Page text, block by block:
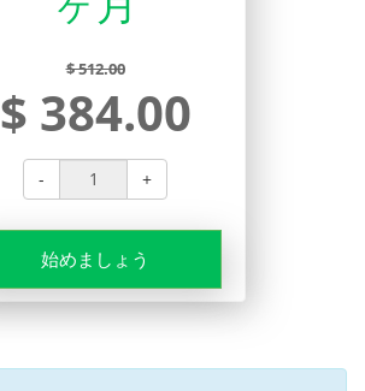
$ 512.00
$ 384.00
- +
始めましょう